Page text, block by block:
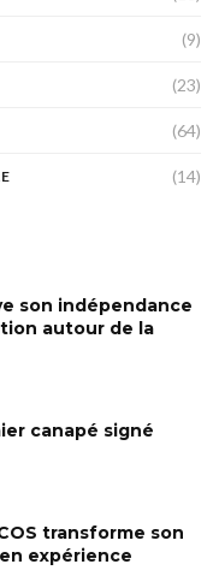
(9)
(23)
(64)
(14)
son indépendance
autour de la
canapé signé
transforme son
expérience